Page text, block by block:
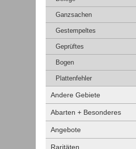
Ganzsachen
Gestempeltes
Geprüftes
Bogen
Plattenfehler
Andere Gebiete
Abarten + Besonderes
Angebote
Raritäten